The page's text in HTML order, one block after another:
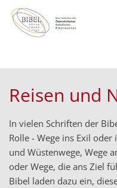
Reisen und
In vielen Schriften der
Rolle - Wege ins Exil
und Wüstenwege, Wege
oder Wege, die ans Ziel
Bibel laden dazu ein,